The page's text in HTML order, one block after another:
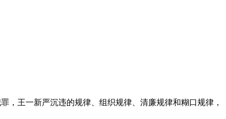
王一新严沉违的规律、组织规律、清廉规律和糊口规律，